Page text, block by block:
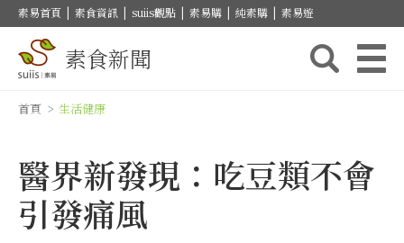
素易首頁 | 素食資訊 | suiis觀點 | 素易購 | 純素購 | 素易遊
素食新聞
首頁 > 生活健康
醫界新發現：吃豆類不會
引發痛風